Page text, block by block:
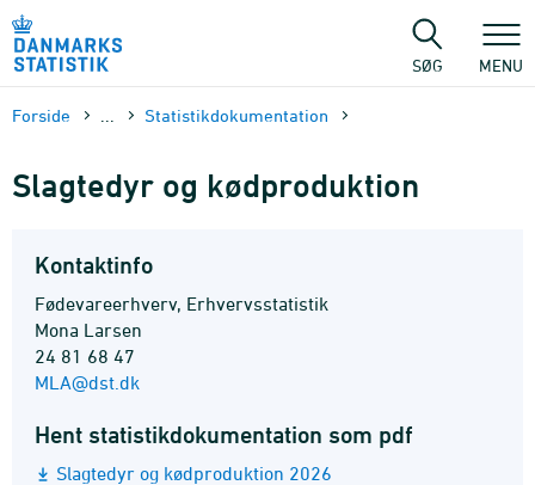
sidens
SØG MENU
Forside Statistik­dokument­ation
Slagtedyr og kødproduktion
Kontaktinfo
Fødevareerhverv, Erhvervsstatistik
Mona Larsen
24 81 68 47
MLA@dst.dk
Hent statistikdokumentation som pdf
Slagtedyr og kødproduktion 2026